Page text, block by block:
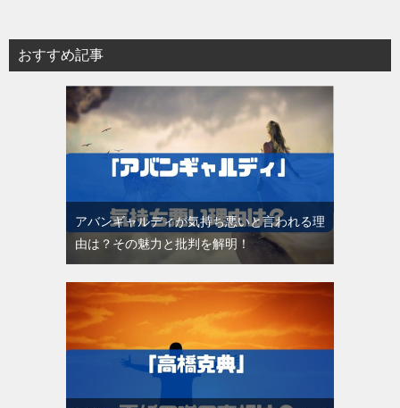
おすすめ記事
アバンギャルディが気持ち悪いと言われる理
由は？その魅力と批判を解明！